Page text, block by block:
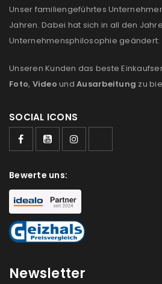
Unser familiengeführtes
Jahren. Dabei hat sich in all den
Unternehmensphilosophie geändert:
Unseren Kunden das beste
Foto, Video und Ausarbeitung zu
SOCIAL ICONS
Bewerte uns:
Newsletter